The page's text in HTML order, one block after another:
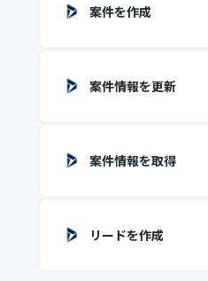
案件を作成
案件情報を更新
案件情報を取得
リードを作成